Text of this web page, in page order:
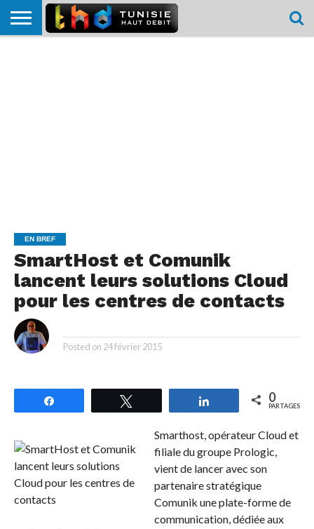
EN BREF
SmartHost et Comunik
lancent leurs solutions Cloud
pour les centres de contacts
Posted on 24 février 2015
Partagez 0
PARTAGES
Smarthost, opérateur Cloud et
filiale du groupe Prologic,
vient de lancer avec son
partenaire stratégique
Comunik une plate-forme de
communication, dédiée aux